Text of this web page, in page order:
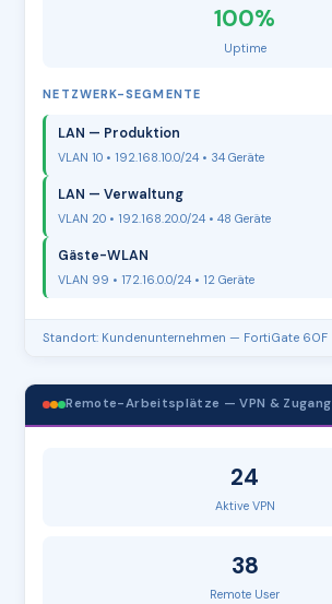
100%
Uptime
NETZWERK-SEGMENTE
LAN — Produktion
VLAN 10 • 192.168.10.0/24 • 34 Geräte
LAN — Verwaltung
VLAN 20 • 192.168.20.0/24 • 48 Geräte
Gäste-WLAN
VLAN 99 • 172.16.0.0/24 • 12 Geräte
Standort: Kundenunternehmen — FortiGate 60F
Remote-Arbeitsplätze — VPN & Zugang
24
Aktive VPN
38
Remote User